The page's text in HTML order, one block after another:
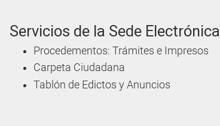
Servicios de la Sede Electrónica
Procedementos: Trámites e Impresos
Carpeta Ciudadana
Tablón de Edictos y Anuncios